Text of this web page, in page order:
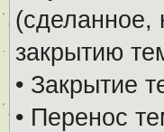
(сделанное,
закрытию
• Закрытие
• Перенос